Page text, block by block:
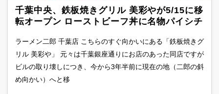
千葉中央、鉄板焼きグリル 美彩やが5/15に移
転オープン ローストビーフ丼に名物パイシチ
ラーメン二郎 千葉店 こちらのすぐ向かいにある「鉄板焼きグ
リル 美彩や」 元々は千葉銀座通りにお店のあった同店ですが
ビルの取り壊しにつき、今から3年半前に現在の地（二郎の斜
め向かい）へと移